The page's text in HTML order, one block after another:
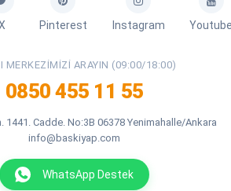
Pinterest Instagram
MERKEZIMIZI ARAYIN (09:00/18:00)
0850 455 11 55
1441. Cadde. No:3B 06378 Yenimahalle/Ankara
info@baskiyap.com
WhatsApp Destek